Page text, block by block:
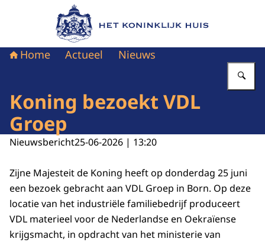
Naar de homepage van Het Koninklijk Huis
Home Actueel Nieuws
Koning bezoekt VDL
Groep
Nieuwsbericht25-06-2026 | 13:20
Zijne Majesteit de Koning heeft op donderdag 25 juni
een bezoek gebracht aan VDL Groep in Born. Op deze
locatie van het industriële familiebedrijf produceert
VDL materieel voor de Nederlandse en Oekraïense
krijgsmacht, in opdracht van het ministerie van